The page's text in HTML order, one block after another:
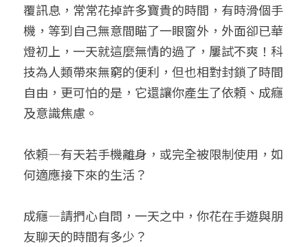
五人實戰班
五行計算初階班
五行計算高階班
團隊訓練營
小兒命名
科學八字輕鬆學
輕鬆學會科學八字推理
常見問題
FB粉絲頁
繁體中文
繁體中文
0938617837
support@p8zicourse.com
五行八字線上班
覆訊息，常常花掉許多寶貴的時間，有時滑個手
機，等到自己無意間瞄了一眼窗外，外面卻已華
燈初上，一天就這麼無情的過了，屢試不爽！科
技為人類帶來無窮的便利，但也相對封鎖了時間
自由，更可怕的是，它還讓你產生了依頼、成癮
及意識焦慮。
依頼—有天若手機離身，或完全被限制使用，如
何適應接下來的生活？
成癮—請捫心自問，一天之中，你花在手遊與朋
友聊天的時間有多少？